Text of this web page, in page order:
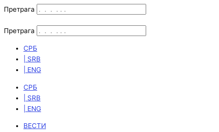
Претрага
Претрага
СРБ
| SRB
| ENG
СРБ
| SRB
| ENG
ВЕСТИ